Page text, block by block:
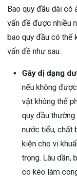
Bao quy đầu dài có
vấn đề được nhiều
bao quy đầu có thể
vấn đề như sau:
Gây dị dạng
nếu không
vật không thể
quy đầu
nước tiểu, chất
kiện cho vi
trọng. Lâu dần,
co kéo làm